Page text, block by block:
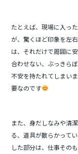
たとえば、現場に入っ
が、驚くほど印象を左
は、それだけで周囲に
合わせない、ぶっきら
不安を持たれてしまい
要なのです
また、身だしなみや清
る、道具が散らかって
した部分は、仕事その